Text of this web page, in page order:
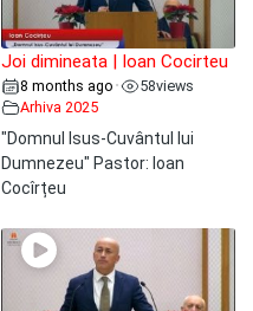
Joi dimineata | Ioan Cocirteu
8 months ago • 58views
Arhiva 2025
"Domnul Isus-Cuvântul lui
Dumnezeu" Pastor: Ioan
Cocîrțeu